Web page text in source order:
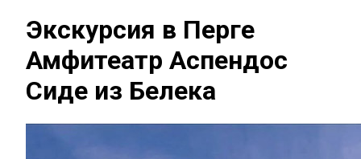
Экскурсия в Перге
Амфитеатр Аспендос
Сиде из Белека